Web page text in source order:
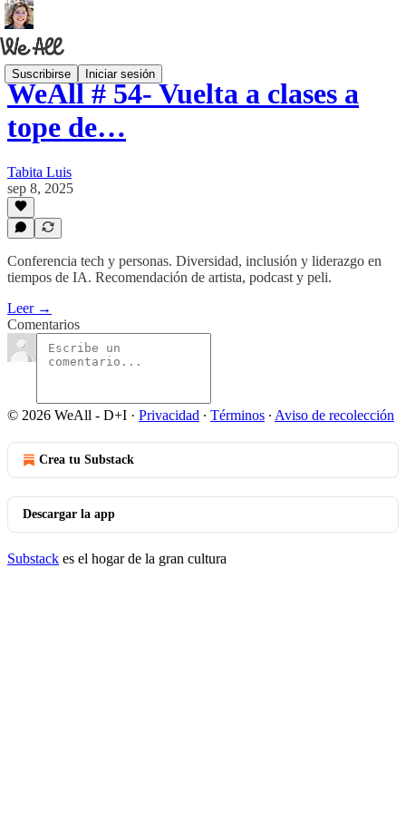
Suscribirse Iniciar sesión
WeAll # 54- Vuelta a clases a
tope de…
Tabita Luis
sep 8, 2025
Conferencia tech y personas. Diversidad, inclusión y liderazgo en
tiempos de IA. Recomendación de artista, podcast y peli.
Leer →
Comentarios
© 2026 WeAll - D+I · Privacidad ∙ Términos ∙ Aviso de recolección
Crea tu Substack
Descargar la app
Substack es el hogar de la gran cultura